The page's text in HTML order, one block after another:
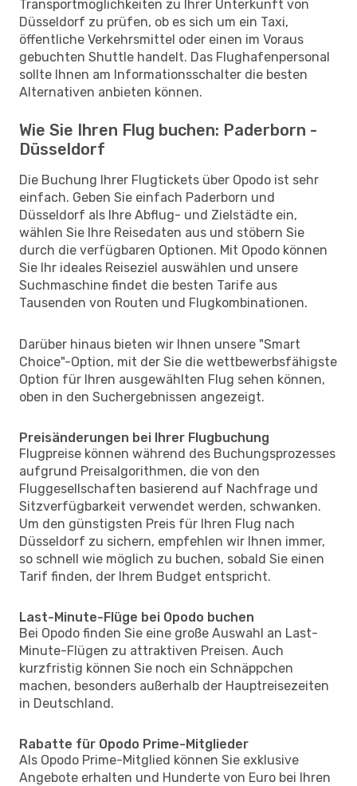
Transportmöglichkeiten zu Ihrer Unterkunft von
Düsseldorf zu prüfen, ob es sich um ein Taxi,
öffentliche Verkehrsmittel oder einen im Voraus
gebuchten Shuttle handelt. Das Flughafenpersonal
sollte Ihnen am Informationsschalter die besten
Alternativen anbieten können.
Wie Sie Ihren Flug buchen: Paderborn -
Düsseldorf
Die Buchung Ihrer Flugtickets über Opodo ist sehr
einfach. Geben Sie einfach Paderborn und
Düsseldorf als Ihre Abflug- und Zielstädte ein,
wählen Sie Ihre Reisedaten aus und stöbern Sie
durch die verfügbaren Optionen. Mit Opodo können
Sie Ihr ideales Reiseziel auswählen und unsere
Suchmaschine findet die besten Tarife aus
Tausenden von Routen und Flugkombinationen.
Darüber hinaus bieten wir Ihnen unsere "Smart
Choice"-Option, mit der Sie die wettbewerbsfähigste
Option für Ihren ausgewählten Flug sehen können,
oben in den Suchergebnissen angezeigt.
Preisänderungen bei Ihrer Flugbuchung
Flugpreise können während des Buchungsprozesses
aufgrund Preisalgorithmen, die von den
Fluggesellschaften basierend auf Nachfrage und
Sitzverfügbarkeit verwendet werden, schwanken.
Um den günstigsten Preis für Ihren Flug nach
Düsseldorf zu sichern, empfehlen wir Ihnen immer,
so schnell wie möglich zu buchen, sobald Sie einen
Tarif finden, der Ihrem Budget entspricht.
Last-Minute-Flüge bei Opodo buchen
Bei Opodo finden Sie eine große Auswahl an Last-
Minute-Flügen zu attraktiven Preisen. Auch
kurzfristig können Sie noch ein Schnäppchen
machen, besonders außerhalb der Hauptreisezeiten
in Deutschland.
Rabatte für Opodo Prime-Mitglieder
Als Opodo Prime-Mitglied können Sie exklusive
Angebote erhalten und Hunderte von Euro bei Ihren